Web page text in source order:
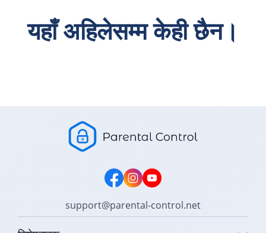
यहाँ अहिलेसम्म केही छैन।
support@parental-control.net